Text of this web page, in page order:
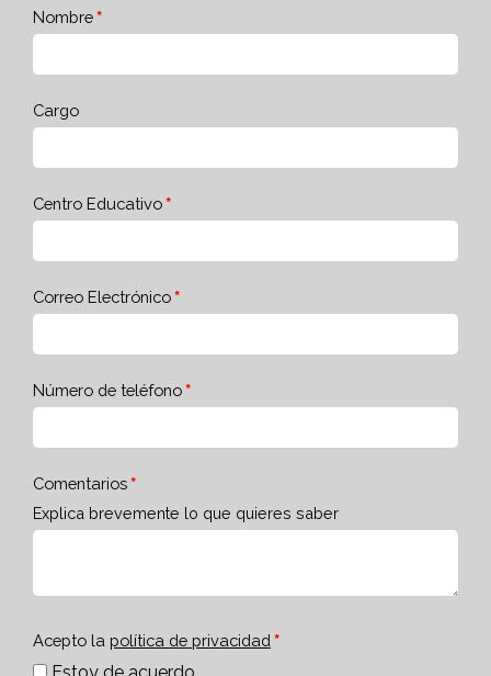
Nombre
Cargo
Centro Educativo
Correo Electrónico
Número de teléfono
Comentarios
Explica brevemente lo que quieres saber
Acepto la política de privacidad